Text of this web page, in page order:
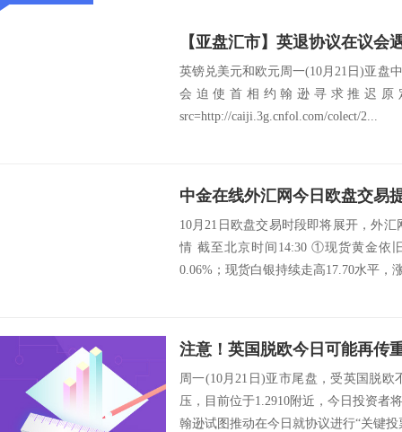
英镑兑美元和欧元周一(10月21日)亚盘
会迫使首相约翰逊寻求推迟原
src=http://caiji.3g.cnfol.com/colect/2...
中金在线外汇网今日欧盘交易
10月21日欧盘交易时段即将展开，外
情 截至北京时间14:30 ①现货黄金依
0.06%；现货白银持续走高17.70水平，
周一(10月21日)亚市尾盘，受英国脱
压，目前位于1.2910附近，今日投资者
翰逊试图推动在今日就协议进行“关键